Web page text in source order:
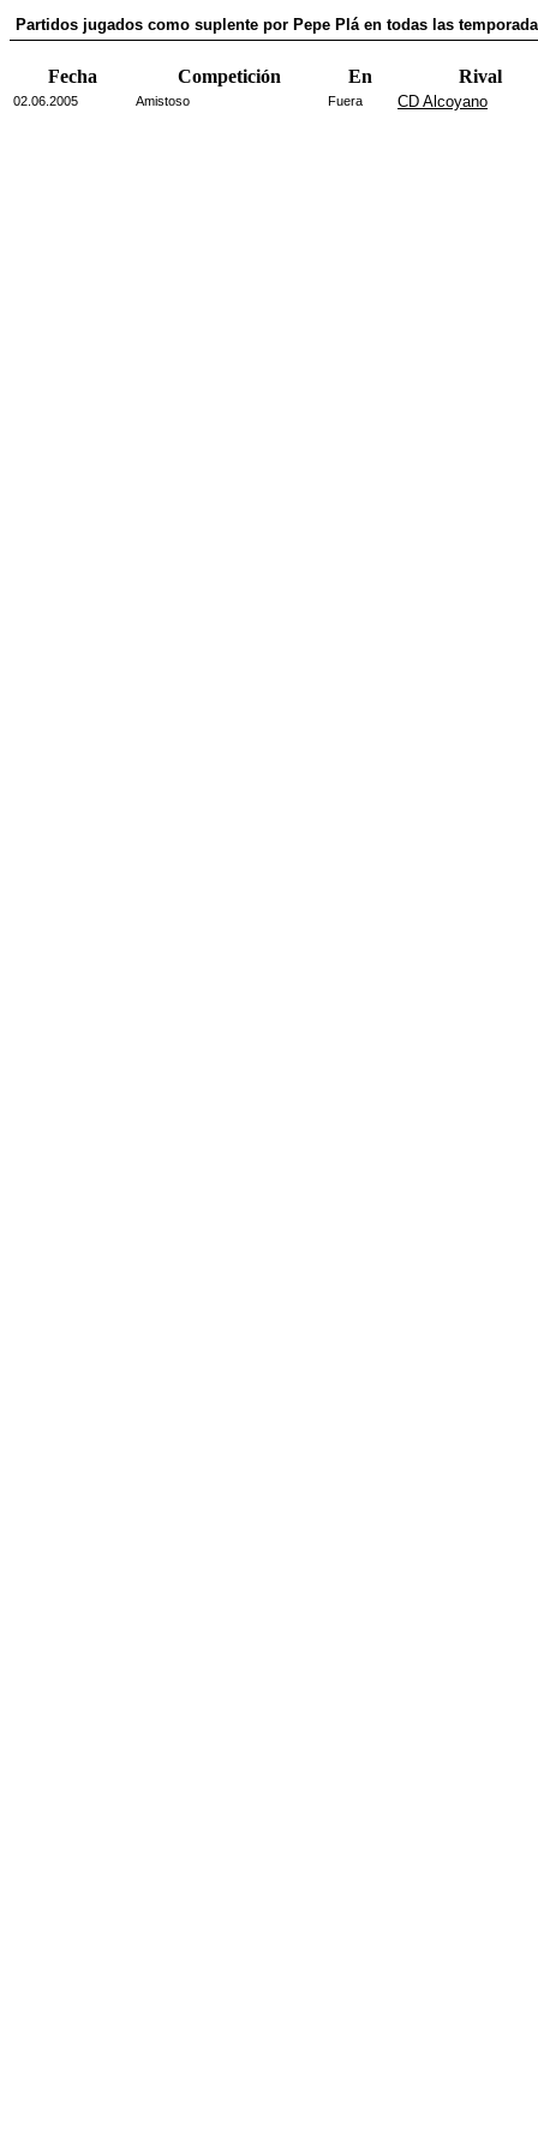
Partidos jugados como suplente por Pepe Plá en todas las
Fecha Competición En Rival
02.06.2005 Amistoso Fuera CD Alcoyano